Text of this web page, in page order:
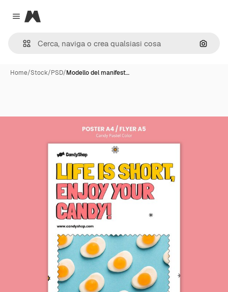
Close menu
Magnific
Cerca
Home/Stock/PSD/Modello del manifest…